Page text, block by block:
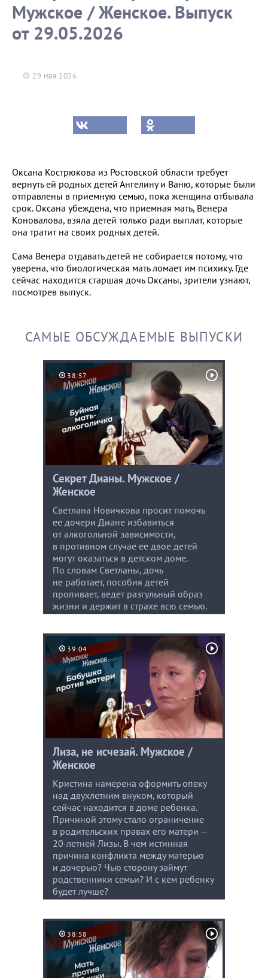
Мужское / Женское. Выпуск
от 29.05.2026
29 мая 2026
Оксана Кострюкова из Ростовской области требует
вернуть ей родных детей Ангелину и Ваню, которые были
отправлены в приемную семью, пока женщина отбывала
срок. Оксана убеждена, что приемная мать, Венера
Коновалова, взяла детей только ради выплат, которые
она тратит на своих родных детей.
Сама Венера отдавать детей не собирается потому, что
уверена, что биологическая мать ломает им психику. Где
сейчас находится старшая дочь Оксаны, зрители узнают,
посмотрев выпуск.
САМЫЕ ОБСУЖДАЕМЫЕ ВЫПУСКИ
38:57
Секрет Дианы. Мужское /
Женское
Светлана Новичкова просит помочь
ее дочери Диане избавиться
от алкогольной зависимости,
в противном случае ее двое детей
могут оказаться в детском доме.
По словам Светланы, дочь
не работает, пособия детей
пропивает, ведет разгульный образ
жизни и держит в страхе всю семью.
39:04
Лиза, не исчезай. Мужское /
Женское
Кристина намерена оформить опеку
над двухлетним внуком, который
сейчас находится в доме ребенка.
Причиной этому стало ограничение
в родительских правах его матери —
20-летней Лизы. В чем истинная
причина конфликта между матерью
и дочерью? Чью сторону займут
родственники семьи? И с кем ребенку
будет лучше?
38:58